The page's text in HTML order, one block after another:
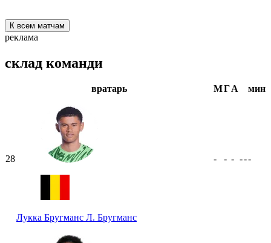
К всем матчам
реклама
склад команди
вратарь МГА мин
28
Лукка Бругманс Л. Бругманс
- - - ---